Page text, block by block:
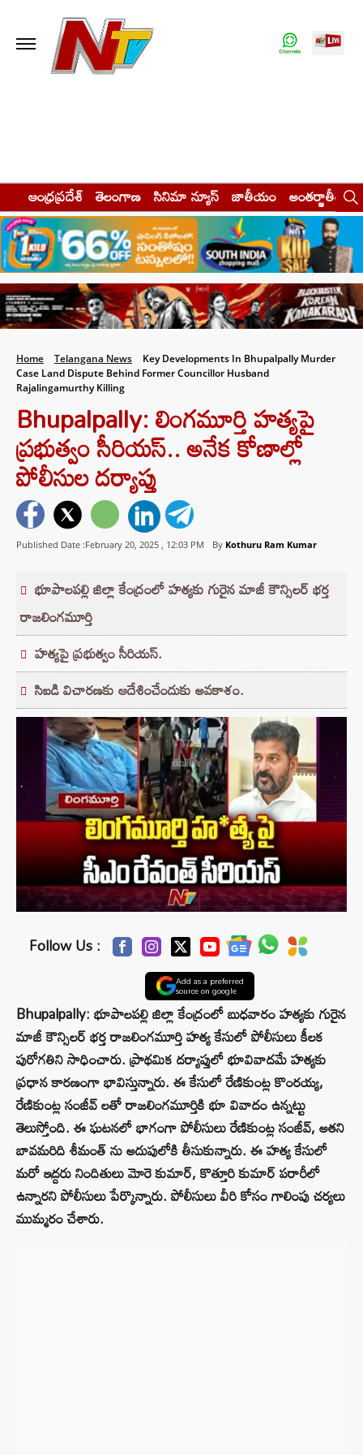
ఆంధ్రప్రదేశ్ తెలంగాణ సినిమా న్యూస్ జాతీయం అంతర్జాతీయం
Home Telangana News
Key Developments In Bhupalpally Murder
Case Land Dispute Behind Former Councillor Husband
Rajalingamurthy Killing
Bhupalpally: లింగమూర్తి హత్యపై
ప్రభుత్వం సీరియస్.. అనేక కోణాల్లో
పోలీసుల దర్యాప్తు
Published Date :February 20, 2025 , 12:03 PM By Kothuru Ram Kumar
భూపాలపల్లి జిల్లా కేంద్రంలో హత్యకు గురైన మాజీ కౌన్సిలర్ భర్త
రాజలింగమూర్తి
హత్యపై ప్రభుత్వం సీరియస్.
సిఐడి విచారణకు ఆదేశించేందుకు అవకాశం.
Follow Us :
Add as a preferred
source on google
Bhupalpally: భూపాలపల్లి జిల్లా కేంద్రంలో బుధవారం హత్యకు గురైన
మాజీ కౌన్సిలర్ భర్త రాజలింగమూర్తి హత్య కేసులో పోలీసులు కీలక
పురోగతిని సాధించారు. ప్రాథమిక దర్యాప్తులో భూవివాదమే హత్యకు
ప్రధాన కారణంగా భావిస్తున్నారు. ఈ కేసులో రేణికుంట్ల కొంరయ్య,
రేణికుంట్ల సంజీవ్ లతో రాజలింగమూర్తికి భూ వివాదం ఉన్నట్టు
తెలుస్తోంది. ఈ ఘటనలో భాగంగా పోలీసులు రేణికుంట్ల సంజీవ్, అతని
బావమరిది శీమంత్ ను అదుపులోకి తీసుకున్నారు. ఈ హత్య కేసులో
మరో ఇద్దరు నిందితులు మోరె కుమార్, కొత్తూరి కుమార్ పరారీలో
ఉన్నారని పోలీసులు పేర్కొన్నారు. పోలీసులు వీరి కోసం గాలింపు చర్యలు
ముమ్మరం చేశారు.